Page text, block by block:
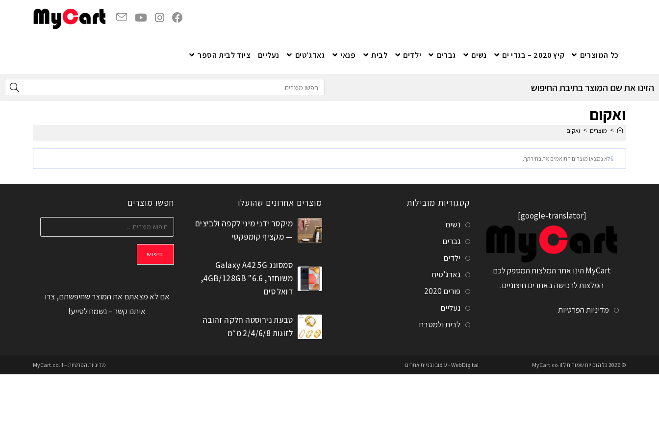
כל המוצרים קיץ 2020 – בגדי ים נשים גברים ילדים לבית פנאי גאדג'טים נעליים ציוד לבית הספר
הזינו את שם המוצר בתיבת החיפוש
ואקום
> מוצרים > ואקום
לא נמצאו מוצרים התואמים את בחירתך.
[google-translator]
MyCart הינו אתר המלצות המספק לכם
המלצות לרכישה באתרים חיצוניים.
מדיניות הפרטיות
קטגוריות מובילות
נשים
גברים
ילדים
גאדג'טים
פורים 2020
נעליים
לבית ולמטבח
מוצרים אחרונים שהועלו
מיקסר ידני מיני לקפה ולביצים
— מקציף קומפקטי
סמסונג Galaxy A42 5G
משוחזר, 6.6" 4GB/128GB,
דואל סים
טבעת נירוסטה חלקה זהובה
לזוגות 2/4/6/8 מ״מ
חפשו מוצרים
חיפוש
אם לא מצאתם את המוצר שחיפשתם, צרו
איתנו קשר – נשמח לסייע!
מדיניות הפרטיות – MyCart.co.il © 2026 כל הזכויות שמורות ל MyCart.co.il
WebDigital- עיצוב ובניית אתרים